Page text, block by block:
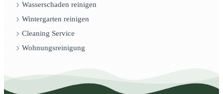
Wasserschaden reinigen
Wintergarten reinigen
Cleaning Service
Wohnungsreinigung